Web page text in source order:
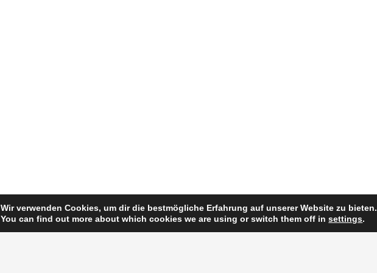
Wir verwenden Cookies, um dir die bestmögliche Erfahrung auf unserer Website zu bieten.
You can find out more about which cookies we are using or switch them off insettings.